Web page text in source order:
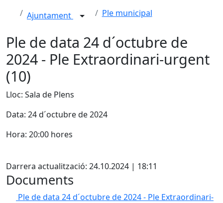
Ajuntament Ple municipal
Ple de data 24 d´octubre de
2024 - Ple Extraordinari-urgent
(10)
Lloc: Sala de Plens
Data: 24 d´octubre de 2024
Hora: 20:00 hores
Darrera actualització: 24.10.2024 | 18:11
Documents
Ple de data 24 d´octubre de 2024 - Ple Extraordinari-